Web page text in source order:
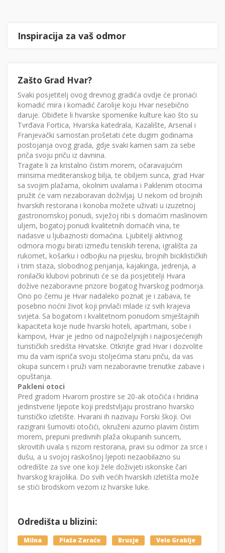
Inspiracija za vaš odmor
Zašto Grad Hvar?
Svaki posjetitelj ovog drevnog gradića ovdje će pronaći
komadić mira i komadić čarolije koju Hvar nesebično
daruje. Obiđete li hvarske spomenike kulture kao što su
Tvrđava Fortica, Hvarska katedrala, Kazalište, Arsenal i
Franjevački samostan prošetati ćete dugim godinama
postojanja ovog grada, gdje svaki kamen sam za sebe
priča svoju priču iz davnina.
Tragate li za kristalno čistim morem, očaravajućim
mirisima mediteranskog bilja, te obiljem sunca, grad Hvar
sa svojim plažama, okolnim uvalama i Paklenim otocima
pružit će vam nezaboravan doživljaj. U nekom od brojnih
hvarskih restorana i konoba možete uživati u izuzetnoj
gastronomskoj ponudi, svježoj ribi s domaćim maslinovim
uljem, bogatoj ponudi kvalitetnih domaćih vina, te
nadasve u ljubaznosti domaćina. Ljubitelji aktivnog
odmora mogu birati između teniskih terena, igrališta za
rukomet, košarku i odbojku na pijesku, brojnih biciklističkih
i trim staza, slobodnog penjanja, kajakinga, jedrenja, a
ronilački klubovi pobrinuti će se da posjetitelji Hvara
dožive nezaboravne prizore bogatog hvarskog podmorja.
Ono po čemu je Hvar nadaleko poznat je i zabava, te
posebno noćni život koji privlači mlade iz svih krajeva
svijeta. Sa bogatom i kvalitetnom ponudom smještajnih
kapaciteta koje nude hvarski hoteli, apartmani, sobe i
kampovi, Hvar je jedno od najpoželjnijih i najposjećenijih
turističkih središta Hrvatske. Otkrijte grad Hvar i dozvolite
mu da vam ispriča svoju stoljećima staru priču, da vas
okupa suncem i pruži vam nezaboravne trenutke zabave i
opuštanja.
Pakleni otoci
Pred gradom Hvarom prostire se 20-ak otočića i hridina
jedinstvene ljepote koji predstvljaju prostrano hvarsko
turističko izletište. Hvarani ih nazivaju Forski škoji. Ovi
razigrani šumoviti otočići, okruženi azurno plavim čistim
morem, prepuni predivnih plaža okupanih suncem,
skrovitih uvala s nizom restorana, pravi su odmor za srce i
dušu, a u svojoj raskošnoj ljepoti nezaobilazno su
odredište za sve one koji žele doživjeti iskonske čari
hvarskog krajolika. Do svih većih hvarskih izletišta može
se stići brodskom vezom iz hvarske luke.
Odredišta u blizini:
Milna Plaža Zaraće Brusje Velo Grablje